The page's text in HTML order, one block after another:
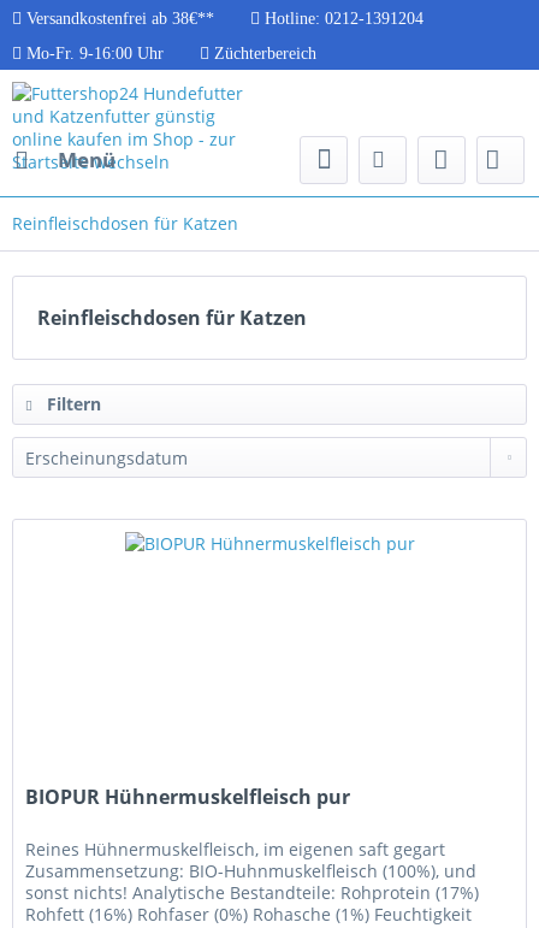
Versandkostenfrei ab 38€**
Hotline: 0212-1391204
Mo-Fr. 9-16:00 Uhr
Züchterbereich
Menü
Reinfleischdosen für Katzen
Reinfleischdosen für Katzen
Filtern
BIOPUR Hühnermuskelfleisch pur
Reines Hühnermuskelfleisch, im eigenen saft gegart
Zusammensetzung: BIO-Huhnmuskelfleisch (100%), und
sonst nichts! Analytische Bestandteile: Rohprotein (17%)
Rohfett (16%) Rohfaser (0%) Rohasche (1%) Feuchtigkeit